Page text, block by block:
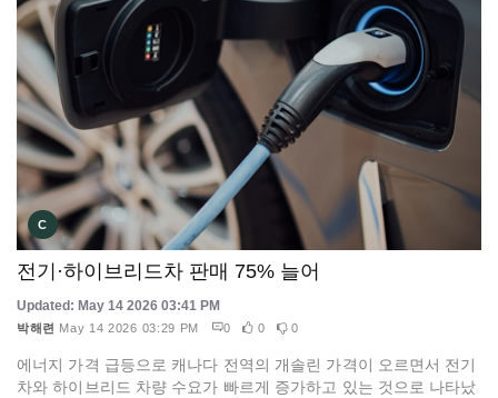
C
전기·하이브리드차 판매 75% 늘어
Updated: May 14 2026 03:41 PM
박해련 May 14 2026 03:29 PM 0 0 0
에너지 가격 급등으로 캐나다 전역의 개솔린 가격이 오르면서 전기
차와 하이브리드 차량 수요가 빠르게 증가하고 있는 것으로 나타났